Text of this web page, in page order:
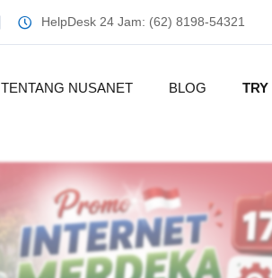
HelpDesk 24 Jam: (62) 8198-54321
TENTANG NUSANET BLOG TRY